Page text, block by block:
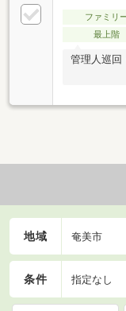
ファミリ
最上階
管理人巡回
地域 奄美市
条件 指定なし